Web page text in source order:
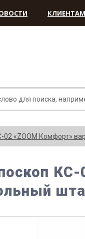
КЛИЕНТАМ
02 «ZOOM Комфорт»
КС-